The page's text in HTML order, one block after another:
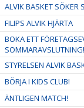
ALVIK BASKET SÖKER
FILIPS ALVIK HJÄRTA
BOKA ETT
SOMMARAVSLUTNING!
STYRELSEN ALVIK
BÖRJA I KIDS CLUB!
ÄNTLIGEN MATCH!